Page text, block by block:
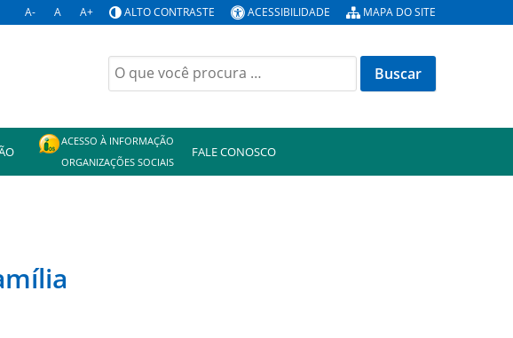
A- A A+ ALTO CONTRASTE ACESSIBILIDADE MAPA DO SITE
Buscar
por:
ACESSO À INFORMAÇÃO
ORGANIZAÇÕES SOCIAIS
FALE CONOSCO